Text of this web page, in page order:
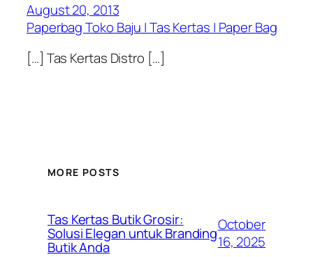
August 20, 2013
Paperbag Toko Baju | Tas Kertas | Paper Bag
[…] Tas Kertas Distro […]
MORE POSTS
Tas Kertas Butik Grosir:
Solusi Elegan untuk Branding
Butik Anda
October
16, 2025